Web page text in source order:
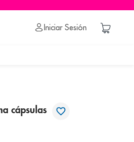
Iniciar Sesión
cápsulas